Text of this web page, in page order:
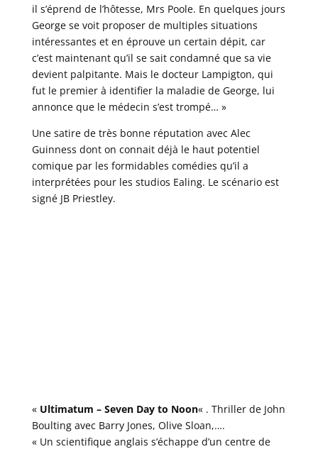
il s’éprend de l’hôtesse, Mrs Poole. En quelques jours
George se voit proposer de multiples situations
intéressantes et en éprouve un certain dépit, car
c’est maintenant qu’il se sait condamné que sa vie
devient palpitante. Mais le docteur Lampigton, qui
fut le premier à identifier la maladie de George, lui
annonce que le médecin s’est trompé… »
Une satire de très bonne réputation avec Alec
Guinness dont on connait déjà le haut potentiel
comique par les formidables comédies qu’il a
interprétées pour les studios Ealing. Le scénario est
signé JB Priestley.
« Ultimatum – Seven Day to Noon« . Thriller de John
Boulting avec Barry Jones, Olive Sloan,….
« Un scientifique anglais s’échappe d’un centre de